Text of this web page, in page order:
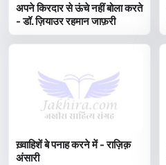
अपने किरदार से ऊंचे नहीं बोला करते
- डॉ. ज़ियाउर रहमान जाफ़री
ख़्वाहिशें बे पनाह करने में - राज़िक़
अंसारी